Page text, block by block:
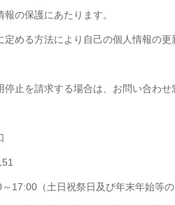
の保護にあたります。
定める方法により自己の個人情報の
停止を請求する場合は、お問い合わ
17:00（土日祝祭日及び年末年始等